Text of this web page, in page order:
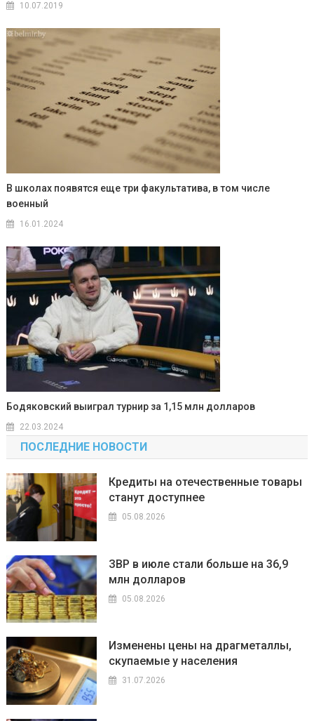
10.07.2019
В школах появятся еще три факультатива, в том числе
военный
16.01.2024
Бодяковский выиграл турнир за 1,15 млн долларов
22.03.2024
ПОСЛЕДНИЕ НОВОСТИ
Кредиты на отечественные товары
станут доступнее
05.08.2026
ЗВР в июле стали больше на 36,9
млн долларов
05.08.2026
Изменены цены на драгметаллы,
скупаемые у населения
31.07.2026